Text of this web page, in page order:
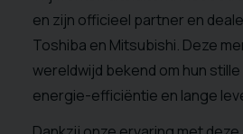
en zijn officieel partner en
Toshiba en Mitsubishi. Deze
wereldwijd bekend om hun
energie-efficiëntie en lange